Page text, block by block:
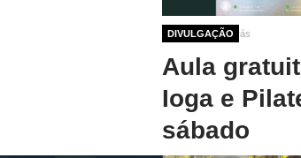
DIVULGAÇÃO
1 ano 6 meses atrás
Aula
Ioga e
sábado